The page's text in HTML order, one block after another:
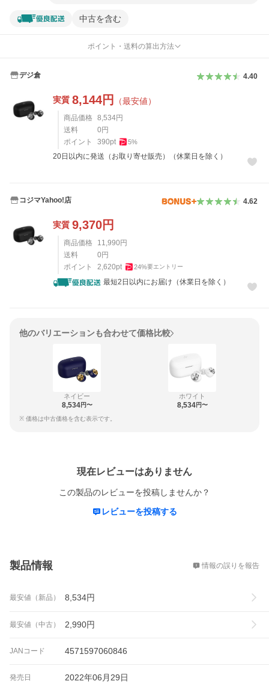
中古を含む
ポイント・送料の算出方法
デジ倉 4.40
実質 8,144円 （最安値）
商品価格 8,534円
送料
0 円
ポイント
390pt 5%
20日以内に発送（お取り寄せ販売）（休業日を除く）
コジマYahoo!店 4.62
実質 9,370円
商品価格 11,990 円
送料
0 円
ポイント
2,620pt 24%要エントリー
最短2日以内にお届け（休業日を除く）
他のバリエーションも合わせて価格比較
ネイビー
8,534円〜
ホワイト
8,534円〜
※ 価格は中古価格を含む表示です。
現在レビューはありません
この製品のレビューを投稿しませんか？
レビューを投稿する
製品情報 情報の誤りを報告
最安値（新品） 8,534円
最安値（中古） 2,990円
JANコード 4571597060846
発売日 2022年06月29日